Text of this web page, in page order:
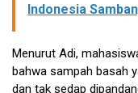
Indonesia
Menurut Adi,
bahwa sampah basah
dan tak sedap